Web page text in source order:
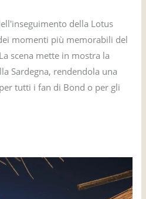
della Lotus
momenti più memorabili del
scena mette in mostra la
Sardegna, rendendola una
tutti i fan di Bond o per gli